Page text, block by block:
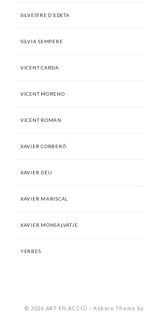
SILVESTRE D’EDETA
SÍLVIA SEMPERE
VICENT CARDA
VICENT MORENO
VICENT ROMÁN
XAVIER CORBERÓ
XAVIER DÉU
XAVIER MARISCAL
XAVIER MONSALVATJE
YERBES
© 2026 ART EN ACCIÓ – Kokoro Theme by